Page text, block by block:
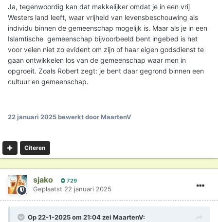
heeft met een bepaalde onverschilligheid over wat ze
geloven. De waarheid kan je alleen achterhalen door eerst
een stap naar God te zetten en dan gaat God je tot Zich
trekken. God spreekt via Zijn geest maar ook via de
Bijbel. Dus deze bestuderen en de logica ervan inzien is
ook belangrijk.
Ja, tegenwoordig kan dat makkelijker omdat je in een vrij
Westers land leeft, waar vrijheid van levensbeschouwing als
individu binnen de gemeenschap mogelijk is. Maar als je in een
Islamtische gemeenschap bijvoorbeeld bent ingebed is het
voor velen niet zo evident om zijn of haar eigen godsdienst te
gaan ontwikkelen los van de gemeenschap waar men in
opgroeit. Zoals Robert zegt: je bent daar gegrond binnen een
cultuur en gemeenschap.
22 januari 2025bewerkt door MaartenV
Citeren
sjako 729
Geplaatst 22 januari 2025
Op 22-1-2025 om 21:04 zei MaartenV: